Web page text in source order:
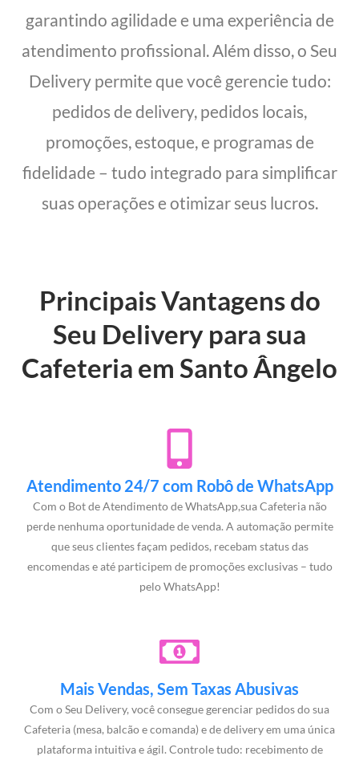
garantindo agilidade e uma experiência de
atendimento profissional. Além disso, o Seu
Delivery permite que você gerencie tudo:
pedidos de delivery, pedidos locais,
promoções, estoque, e programas de
fidelidade – tudo integrado para simplificar
suas operações e otimizar seus lucros.
Principais Vantagens do
Seu Delivery para sua
Cafeteria em Santo Ângelo
Atendimento 24/7 com Robô de WhatsApp
Com o Bot de Atendimento de WhatsApp,sua Cafeteria não
perde nenhuma oportunidade de venda. A automação permite
que seus clientes façam pedidos, recebam status das
encomendas e até participem de promoções exclusivas – tudo
pelo WhatsApp!
Mais Vendas, Sem Taxas Abusivas
Com o Seu Delivery, você consegue gerenciar pedidos do sua
Cafeteria (mesa, balcão e comanda) e de delivery em uma única
plataforma intuitiva e ágil. Controle tudo: recebimento de